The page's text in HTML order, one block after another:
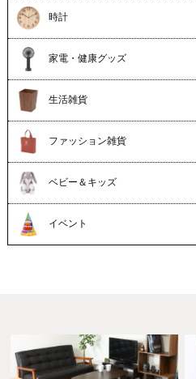
時計
家電・健康グッズ
生活雑貨
ファッション雑貨
ベビー＆キッズ
イベント